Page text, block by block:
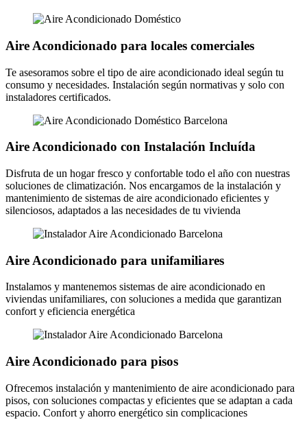
Aire Acondicionado para locales comerciales
Te asesoramos sobre el tipo de aire acondicionado ideal según tu
consumo y necesidades. Instalación según normativas y solo con
instaladores certificados.
Aire Acondicionado con Instalación Incluída
Disfruta de un hogar fresco y confortable todo el año con nuestras
soluciones de climatización. Nos encargamos de la instalación y
mantenimiento de sistemas de aire acondicionado eficientes y
silenciosos, adaptados a las necesidades de tu vivienda
Aire Acondicionado para unifamiliares
Instalamos y mantenemos sistemas de aire acondicionado en
viviendas unifamiliares, con soluciones a medida que garantizan
confort y eficiencia energética
Aire Acondicionado para pisos
Ofrecemos instalación y mantenimiento de aire acondicionado para
pisos, con soluciones compactas y eficientes que se adaptan a cada
espacio. Confort y ahorro energético sin complicaciones